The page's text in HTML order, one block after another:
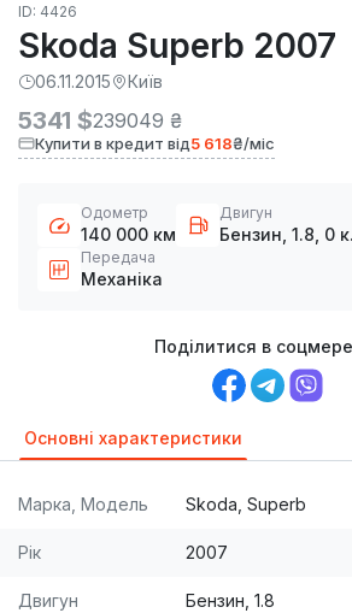
ID: 4426
Skoda Superb 2007
06.11.2015 Київ
5341 $239049 ₴
Купити в кредит від5 618₴/міс
Одометр
140 000 км
Двигун
Бензин, 1.8, 0
Передача
Механіка
Поділитися в
Основні характеристики
Марка, Модель Skoda, Superb
Рік 2007
Двигун Бензин, 1.8